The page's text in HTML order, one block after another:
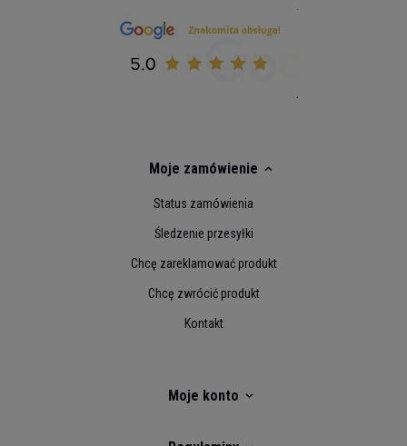
Moje zamówienie
Status zamówienia
Śledzenie przesyłki
Chcę zareklamować produkt
Chcę zwrócić produkt
Kontakt
Moje konto